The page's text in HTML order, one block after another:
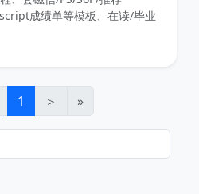
成绩单等模板、在读/毕业
查找内容，比传统的网盘分享
1 ＞ »